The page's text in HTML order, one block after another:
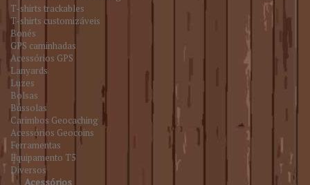
T-shirts trackables
T-shirts customizáveis
Bonés
GPS caminhadas
Acessórios GPS
Lanyards
Luzes
Bolsas
Bússolas
Carimbos Geocaching
Acessórios Geocoins
Ferramentas
Equipamento T5
Diversos
Acessórios